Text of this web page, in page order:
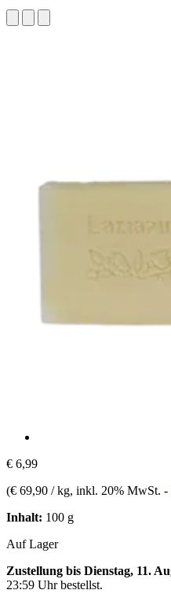
€ 6,99
(€ 69,90 / kg, inkl. 20% MwSt. -
Inhalt: 100 g
Auf Lager
Zustellung bis Dienstag, 11.
23:59 Uhrbestellst.